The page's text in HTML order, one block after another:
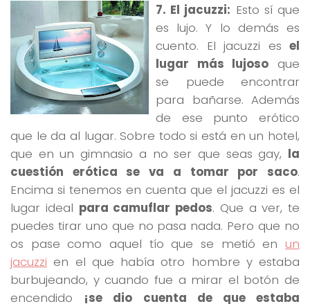
7. El jacuzzi: Esto sí que
es lujo. Y lo demás es
cuento. El jacuzzi es el
lugar más lujoso que
se puede encontrar
para bañarse. Además
de ese punto erótico
que le da al lugar. Sobre todo si está en un hotel,
que en un gimnasio a no ser que seas gay, la
cuestión erótica se va a tomar por saco.
Encima si tenemos en cuenta que el jacuzzi es el
lugar ideal para camuflar pedos. Que a ver, te
puedes tirar uno que no pasa nada. Pero que no
os pase como aquel tío que se metió en un
jacuzzi en el que había otro hombre y estaba
burbujeando, y cuando fue a mirar el botón de
encendido ¡se dio cuenta de que estaba